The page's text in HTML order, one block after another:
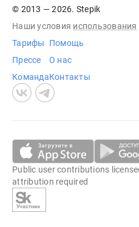
© 2013 — 2026. Stepik
Наши условия использования
Тарифы
Прессе
Команда
Помощь
О нас
Контакты
Public user contributions
attribution required